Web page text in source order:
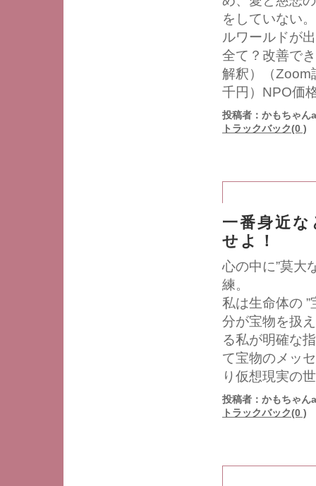
をしていない
ルワールドが
全て？改善で
解釈）（Zoom
千円）NPO価
投稿者：かもちゃ
トラックバック(0 )
一番身近
せよ！
心の中に”莫大
練。
私は生命体の
分が宝物を扱
る私が明確な
て宝物のメッ
り仮想現実の
投稿者：かもちゃ
トラックバック(0 )